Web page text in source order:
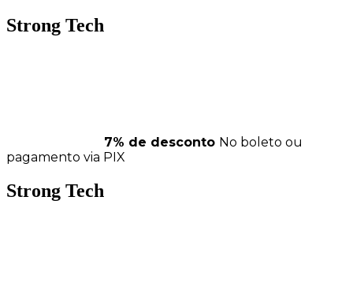
Strong Tech
7% de desconto No boleto ou
pagamento via PIX
Strong Tech